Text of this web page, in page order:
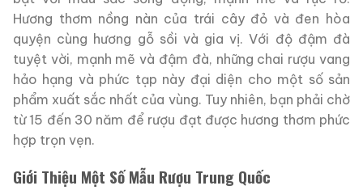
Hương thơm nồng nàn của trái cây đỏ và đen hòa
quyện cùng hương gỗ sồi và gia vị. Với độ đậm đà
tuyệt vời, mạnh mẽ và đậm đà, những chai rượu vang
hảo hạng và phức tạp này đại diện cho một số sản
phẩm xuất sắc nhất của vùng. Tuy nhiên, bạn phải chờ
từ 15 đến 30 năm để rượu đạt được hương thơm phức
hợp trọn vẹn.
Giới Thiệu Một Số Mẫu Rượu Trung Quốc